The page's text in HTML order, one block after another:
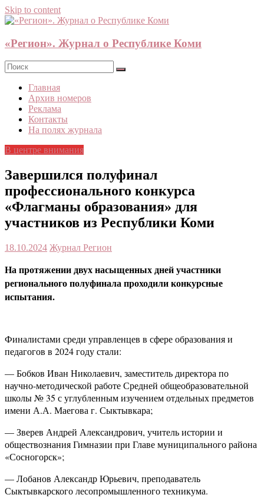
Skip to content
«Регион». Журнал о Республике Коми
Главная
Архив номеров
Реклама
Контакты
На полях журнала
В центре внимания
Завершился полуфинал
профессионального конкурса
«Флагманы образования» для
участников из Республики Коми
18.10.2024 Журнал Регион
На протяжении двух насыщенных дней участники
регионального полуфинала проходили конкурсные
испытания.
Финалистами среди управленцев в сфере образования и
педагогов в 2024 году стали:
— Бобков Иван Николаевич, заместитель директора по
научно-методической работе Средней общеобразовательной
школы № 35 с углубленным изучением отдельных предметов
имени А.А. Маегова г. Сыктывкара;
— Зверев Андрей Александрович, учитель истории и
обществознания Гимназии при Главе муниципального района
«Сосногорск»;
— Лобанов Александр Юрьевич, преподаватель
Сыктывкарского лесопромышленного техникума.